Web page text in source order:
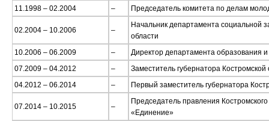
11.1998 – 02.2004 – Председатель комитета по делам
02.2004 – 10.2006 –
Начальник департамента социальной
области
10.2006 – 06.2009 – Директор департамента образования
07.2009 – 04.2012 – Заместитель губернатора Костромской
04.2012 – 06.2014 – Первый заместитель губернатора
07.2014 – 10.2015 –
Председатель правления
«Единение»